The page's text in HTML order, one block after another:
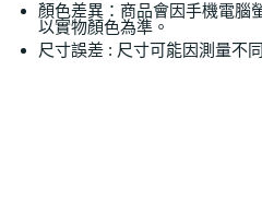
顏色差異：商品會因手機電腦
以實物顏色為準。
尺寸誤差 : 尺寸可能因測量不